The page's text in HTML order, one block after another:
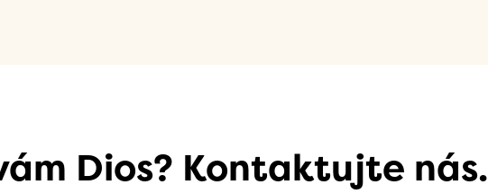
Dios? Kontaktujte nás.